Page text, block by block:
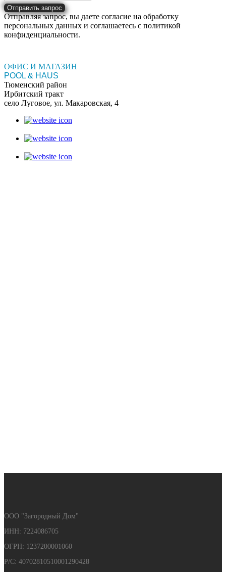
Отправить запрос
Отправляя запрос, вы даете согласие на обработку
персональных данных и соглашаетесь c политикой
конфиденциальности.
ОФИС И МАГАЗИН
POOL & HAUS
Тюменский район
Ирбитский тракт
село Луговое, ул. Макаровская, 4
ООО "Загородный Дом"
ИНН: 7224086705
ОГРН: 1237200001060
Р/С: 40702810510001290428